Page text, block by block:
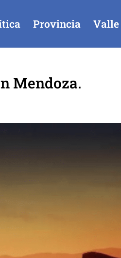
Provincia Valle
Mendoza.